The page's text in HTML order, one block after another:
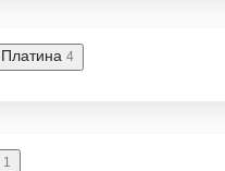
Платина 4
1